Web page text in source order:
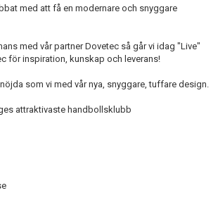
med att få en modernare och snyggare
med vår partner Dovetec så går vi idag "Live"
för inspiration, kunskap och leverans!
som vi med vår nya, snyggare, tuffare design.
attraktivaste handbollsklubb